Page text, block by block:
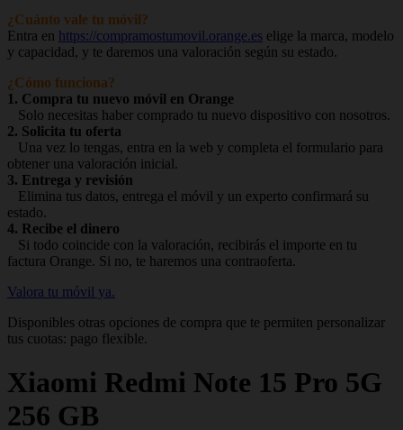
¿Cuánto vale tu móvil?
Entra en https://compramostumovil.orange.es elige la marca, modelo
y capacidad, y te daremos una valoración según su estado.
¿Cómo funciona?
1. Compra tu nuevo móvil en Orange
Solo necesitas haber comprado tu nuevo dispositivo con nosotros.
2. Solicita tu oferta
Una vez lo tengas, entra en la web y completa el formulario para
obtener una valoración inicial.
3. Entrega y revisión
Elimina tus datos, entrega el móvil y un experto confirmará su
estado.
4. Recibe el dinero
Si todo coincide con la valoración, recibirás el importe en tu
factura Orange. Si no, te haremos una contraoferta.
Valora tu móvil ya.
Disponibles otras opciones de compra que te permiten personalizar
tus cuotas: pago flexible.
Xiaomi Redmi Note 15 Pro 5G
256 GB